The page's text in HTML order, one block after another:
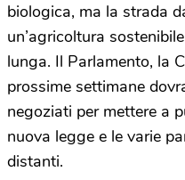
biologica, ma la strada
un’agricoltura
lunga. Il Parlamento, la
prossime settimane
negoziati per mettere a
nuova legge e le varie
distanti.